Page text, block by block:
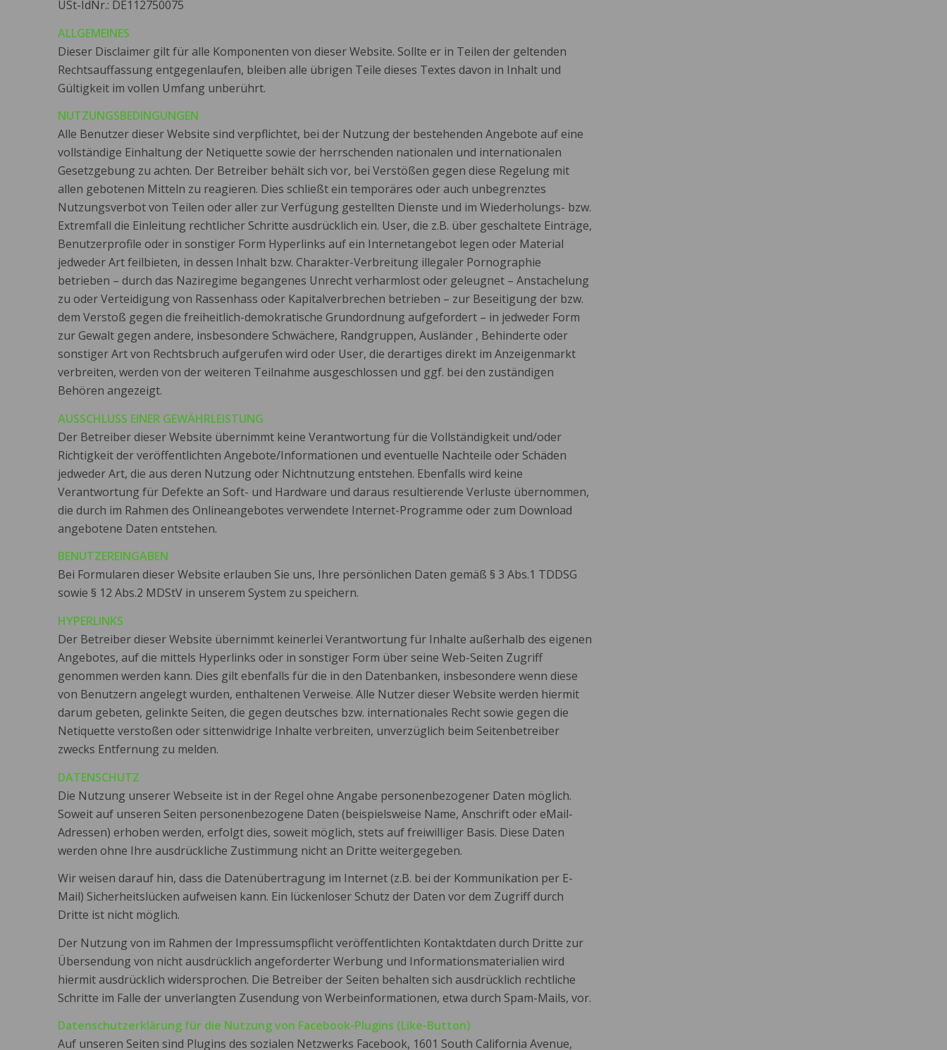
USt-IdNr.: DE112750075
ALLGEMEINES
Dieser Disclaimer gilt für alle Komponenten von dieser Website. Sollte er in Teilen der geltenden
Rechtsauffassung entgegenlaufen, bleiben alle übrigen Teile dieses Textes davon in Inhalt und
Gültigkeit im vollen Umfang unberührt.
NUTZUNGSBEDINGUNGEN
Alle Benutzer dieser Website sind verpflichtet, bei der Nutzung der bestehenden Angebote auf eine
vollständige Einhaltung der Netiquette sowie der herrschenden nationalen und internationalen
Gesetzgebung zu achten. Der Betreiber behält sich vor, bei Verstößen gegen diese Regelung mit
allen gebotenen Mitteln zu reagieren. Dies schließt ein temporäres oder auch unbegrenztes
Nutzungsverbot von Teilen oder aller zur Verfügung gestellten Dienste und im Wiederholungs- bzw.
Extremfall die Einleitung rechtlicher Schritte ausdrücklich ein. User, die z.B. über geschaltete Einträge,
Benutzerprofile oder in sonstiger Form Hyperlinks auf ein Internetangebot legen oder Material
jedweder Art feilbieten, in dessen Inhalt bzw. Charakter-Verbreitung illegaler Pornographie
betrieben – durch das Naziregime begangenes Unrecht verharmlost oder geleugnet – Anstachelung
zu oder Verteidigung von Rassenhass oder Kapitalverbrechen betrieben – zur Beseitigung der bzw.
dem Verstoß gegen die freiheitlich-demokratische Grundordnung aufgefordert – in jedweder Form
zur Gewalt gegen andere, insbesondere Schwächere, Randgruppen, Ausländer , Behinderte oder
sonstiger Art von Rechtsbruch aufgerufen wird oder User, die derartiges direkt im Anzeigenmarkt
verbreiten, werden von der weiteren Teilnahme ausgeschlossen und ggf. bei den zuständigen
Behören angezeigt.
AUSSCHLUSS EINER GEWÄHRLEISTUNG
Der Betreiber dieser Website übernimmt keine Verantwortung für die Vollständigkeit und/oder
Richtigkeit der veröffentlichten Angebote/Informationen und eventuelle Nachteile oder Schäden
jedweder Art, die aus deren Nutzung oder Nichtnutzung entstehen. Ebenfalls wird keine
Verantwortung für Defekte an Soft- und Hardware und daraus resultierende Verluste übernommen,
die durch im Rahmen des Onlineangebotes verwendete Internet-Programme oder zum Download
angebotene Daten entstehen.
BENUTZEREINGABEN
Bei Formularen dieser Website erlauben Sie uns, Ihre persönlichen Daten gemäß § 3 Abs.1 TDDSG
sowie § 12 Abs.2 MDStV in unserem System zu speichern.
HYPERLINKS
Der Betreiber dieser Website übernimmt keinerlei Verantwortung für Inhalte außerhalb des eigenen
Angebotes, auf die mittels Hyperlinks oder in sonstiger Form über seine Web-Seiten Zugriff
genommen werden kann. Dies gilt ebenfalls für die in den Datenbanken, insbesondere wenn diese
von Benutzern angelegt wurden, enthaltenen Verweise. Alle Nutzer dieser Website werden hiermit
darum gebeten, gelinkte Seiten, die gegen deutsches bzw. internationales Recht sowie gegen die
Netiquette verstoßen oder sittenwidrige Inhalte verbreiten, unverzüglich beim Seitenbetreiber
zwecks Entfernung zu melden.
DATENSCHUTZ
Die Nutzung unserer Webseite ist in der Regel ohne Angabe personenbezogener Daten möglich.
Soweit auf unseren Seiten personenbezogene Daten (beispielsweise Name, Anschrift oder eMail-
Adressen) erhoben werden, erfolgt dies, soweit möglich, stets auf freiwilliger Basis. Diese Daten
werden ohne Ihre ausdrückliche Zustimmung nicht an Dritte weitergegeben.
Wir weisen darauf hin, dass die Datenübertragung im Internet (z.B. bei der Kommunikation per E-
Mail) Sicherheitslücken aufweisen kann. Ein lückenloser Schutz der Daten vor dem Zugriff durch
Dritte ist nicht möglich.
Der Nutzung von im Rahmen der Impressumspflicht veröffentlichten Kontaktdaten durch Dritte zur
Übersendung von nicht ausdrücklich angeforderter Werbung und Informationsmaterialien wird
hiermit ausdrücklich widersprochen. Die Betreiber der Seiten behalten sich ausdrücklich rechtliche
Schritte im Falle der unverlangten Zusendung von Werbeinformationen, etwa durch Spam-Mails, vor.
Datenschutzerklärung für die Nutzung von Facebook-Plugins (Like-Button)
Auf unseren Seiten sind Plugins des sozialen Netzwerks Facebook, 1601 South California Avenue,